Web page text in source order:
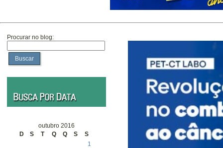
Procurar no blog:
Buscar
outubro 2016
D
S T Q Q S
S
1